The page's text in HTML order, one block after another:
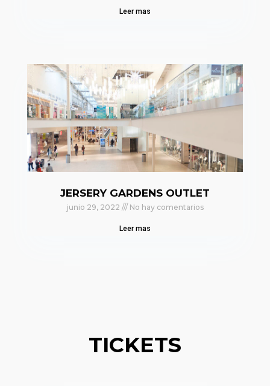
Leer mas
JERSERY GARDENS OUTLET
junio 29, 2022 No hay comentarios
Leer mas
TICKETS